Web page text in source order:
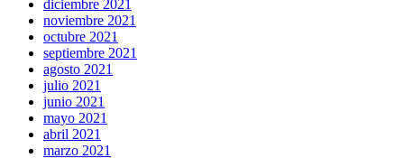
diciembre 2021
noviembre 2021
octubre 2021
septiembre 2021
agosto 2021
julio 2021
junio 2021
mayo 2021
abril 2021
marzo 2021